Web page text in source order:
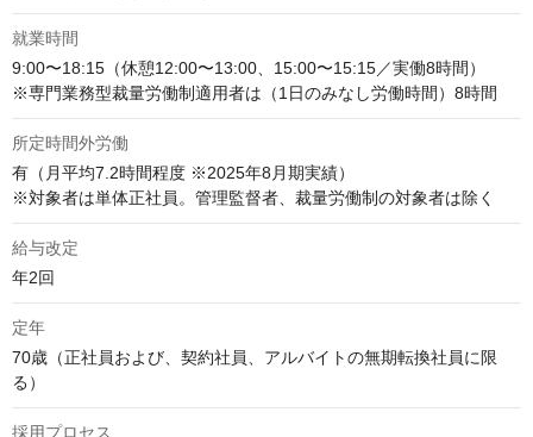
就業時間
9:00〜18:15（休憩12:00〜13:00、15:00〜15:15／実働8時間）
※専門業務型裁量労働制適用者は（1日のみなし労働時間）8時間
所定時間外労働
有（月平均7.2時間程度 ※2025年8月期実績）
※対象者は単体正社員。管理監督者、裁量労働制の対象者は除く
給与改定
年2回
定年
70歳（正社員および、契約社員、アルバイトの無期転換社員に限
る）
採用プロセス